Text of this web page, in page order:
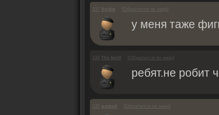
Артём [Обратится по нику ]
у меня таже
The kirill [Обратится по нику]
ребят.не робит
матвей Обратится по нику